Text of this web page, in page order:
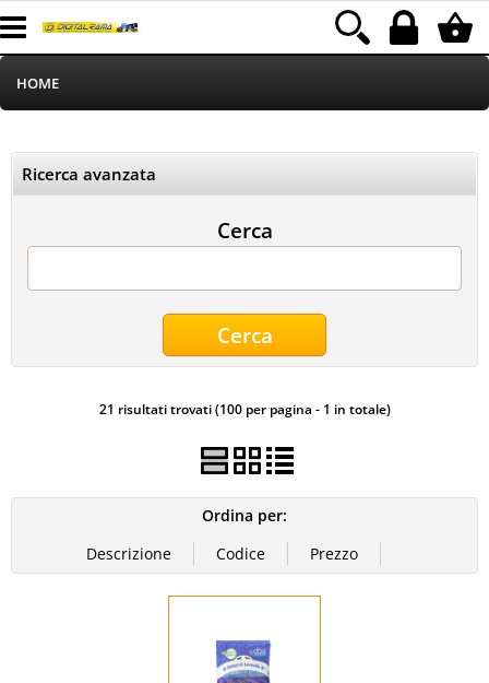
HOME
Telefonia
Stampa
Alimentazione
Ricerca avanzata
Cerca
21 risultati trovati (100 per pagina - 1 in totale)
Ordina per: